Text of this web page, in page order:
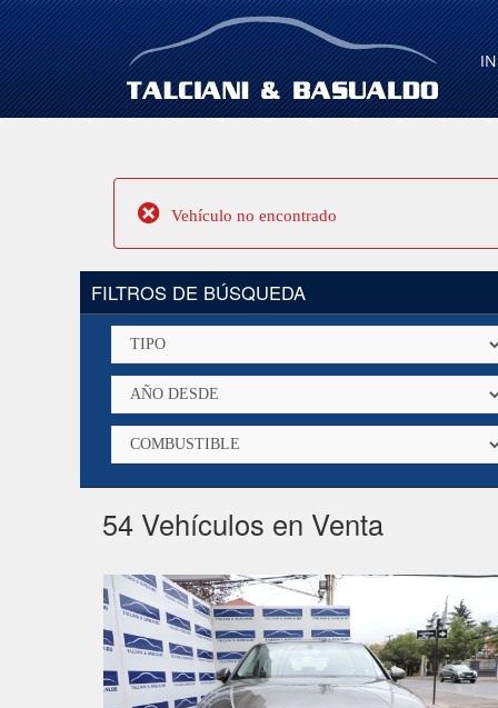
Vehículo no encontrado
FILTROS DE BÚSQUEDA
54 Vehículos en Venta